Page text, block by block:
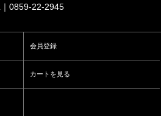
0859-22-2945
会員登録
カートを見る